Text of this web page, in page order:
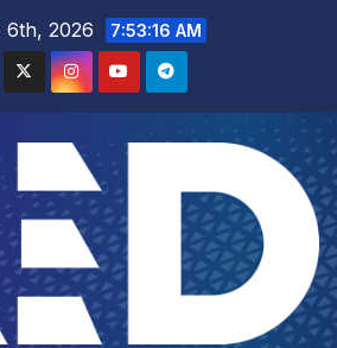
6th, 2026 7:53:17 AM